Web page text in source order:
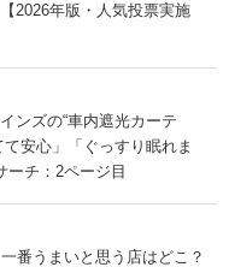
2026年版・人気投票実施
ンズの“車内遮光カーテ
安心」「ぐっすり眠れま
ーチ：2ページ目
番うまいと思う店はどこ？